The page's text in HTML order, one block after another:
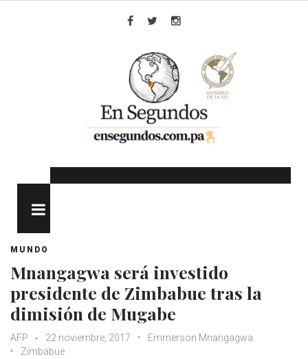
MUNDO
Mnangagwa será investido
presidente de Zimbabue tras la
dimisión de Mugabe
AFP 22 noviembre, 2017
Emmerson Mnangagwa
Zimbabue